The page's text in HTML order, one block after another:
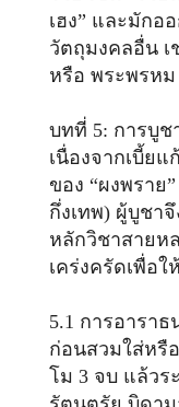
เฮง” และมักอ
วัตถุมงคลอื่น เ
หรือ พระพรหม
บทที่ 5: การบู
เนื่องจากเบี้ย
ของ “ผงพราย
กึ่งเทพ) ผู้บูชา
หลักวิชาสายห
เคร่งครัดเพื่อใ
5.1 การอาราธ
ก่อนสวมใส่หรื
โม 3 จบ แล้วร